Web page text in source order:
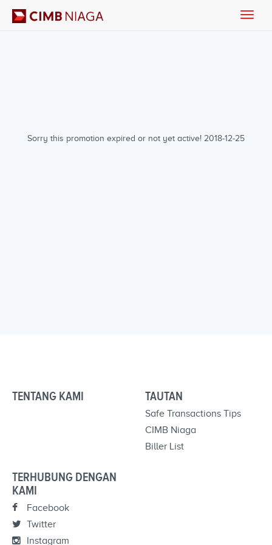
Sorry this promotion expired or not yet active! 2018-12-25
Toggle
TENTANG KAMI TAUTAN
Safe Transactions Tips
CIMB Niaga
Biller List
TERHUBUNG DENGAN
KAMI
Facebook
Twitter
Instagram